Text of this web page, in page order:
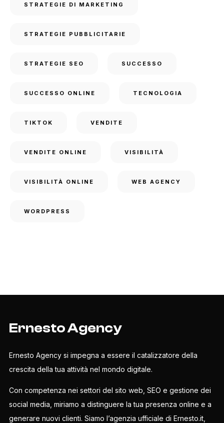
STRATEGIE DI MARKETING
STRATEGIE PUBBLICITARIE
STRATEGIE SEO SUCCESSO
SUCCESSO ONLINE TECNOLOGIA
TIKTOK VENDITE
VENDITE ONLINE VISIBILITÀ
VISIBILITÀ ONLINE WEB AGENCY
WORDPRESS
Ernesto Agency
Ernesto Agency si impegna a essere il catalizzatore della
crescita della tua attività nel mondo digitale.
Con competenza nei settori del sito web, SEO e gestione dei
social media, miriamo a distinguere la tua presenza online e a
generare nuovi clienti. Siamo l’agenzia ufficiale di Ernesto.it,